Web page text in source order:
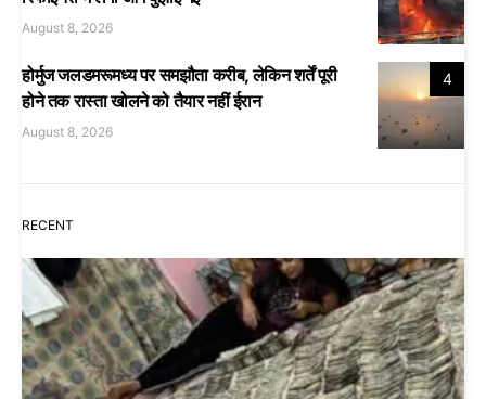
August 8, 2026
4
होर्मुज जलडमरूमध्य पर समझौता करीब, लेकिन शर्तें पूरी
होने तक रास्ता खोलने को तैयार नहीं ईरान
August 8, 2026
RECENT